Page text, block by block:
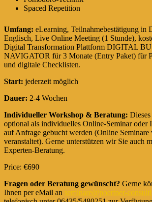
Spaced Repetition
Umfang: eLearning, Teilnahmebestätigung in
Englisch, Live Online Meeting (1 Stunde),
Digital Transformation Plattform DIGITAL
NAVIGATOR für 3 Monate (Entry Paket) für
und digitale Checklisten.
Start: jederzeit möglich
Dauer: 2-4 Wochen
Individueller Workshop & Beratung:
optional als individuelles Online-Seminar oder
auf Anfrage gebucht werden (Online
veranstaltet). Gerne unterstützen wir Sie auch
Experten-Beratung.
Price: €690
Fragen oder Beratung gewünscht? Gerne
Ihnen per eMail an seminare@poertner-